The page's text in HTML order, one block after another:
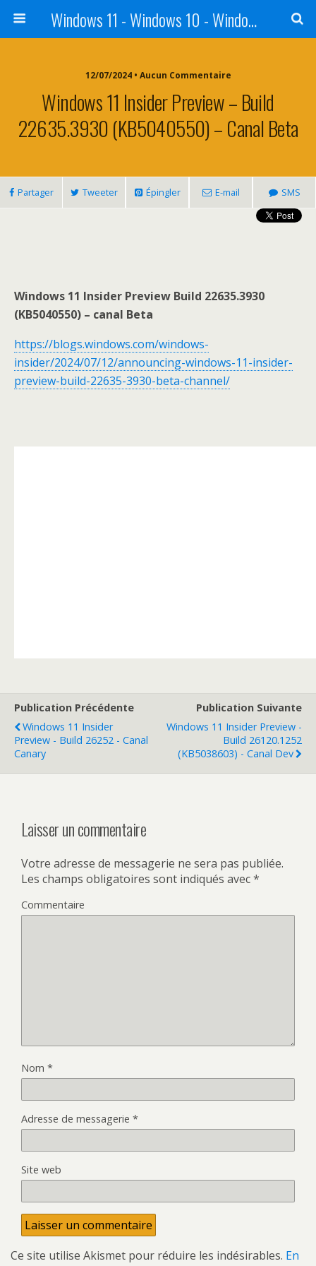
Windows 11 - Windows 10 - Windows 8 - Windows 7 - VISTA
12/07/2024 • Aucun Commentaire
Windows 11 Insider Preview – Build
22635.3930 (KB5040550) – Canal Beta
Partager Tweeter Épingler E-mail SMS
Windows 11 Insider Preview Build 22635.3930
(KB5040550) – canal Beta
https://blogs.windows.com/windows-
insider/2024/07/12/announcing-windows-11-insider-
preview-build-22635-3930-beta-channel/
Publication Précédente
Windows 11 Insider
Preview - Build 26252 - Canal
Canary
Publication Suivante
Windows 11 Insider Preview -
Build 26120.1252
(KB5038603) - Canal Dev
Laisser un commentaire
Votre adresse de messagerie ne sera pas publiée.
Les champs obligatoires sont indiqués avec*
Commentaire
Nom *
Adresse de messagerie *
Site web
Ce site utilise Akismet pour réduire les indésirables. En